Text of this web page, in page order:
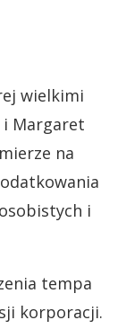
wielkimi
i Margaret
na
i
tempa
korporacji.